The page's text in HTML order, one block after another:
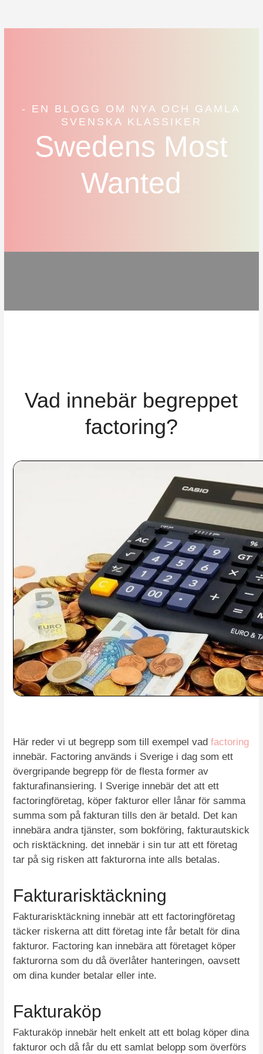
- EN BLOGG OM NYA OCH GAMLA
SVENSKA KLASSIKER
Swedens Most
Wanted
Vad innebär begreppet
factoring?
Här reder vi ut begrepp som till exempel vad factoring
innebär. Factoring används i Sverige i dag som ett
övergripande begrepp för de flesta former av
fakturafinansiering. I Sverige innebär det att ett
factoringföretag, köper fakturor eller lånar för samma
summa som på fakturan tills den är betald. Det kan
innebära andra tjänster, som bokföring, fakturautskick
och risktäckning. det innebär i sin tur att ett företag
tar på sig risken att fakturorna inte alls betalas.
Fakturarisktäckning
Fakturarisktäckning innebär att ett factoringföretag
täcker riskerna att ditt företag inte får betalt för dina
fakturor. Factoring kan innebära att företaget köper
fakturorna som du då överlåter hanteringen, oavsett
om dina kunder betalar eller inte.
Fakturaköp
Fakturaköp innebär helt enkelt att ett bolag köper dina
fakturor och då får du ett samlat belopp som överförs